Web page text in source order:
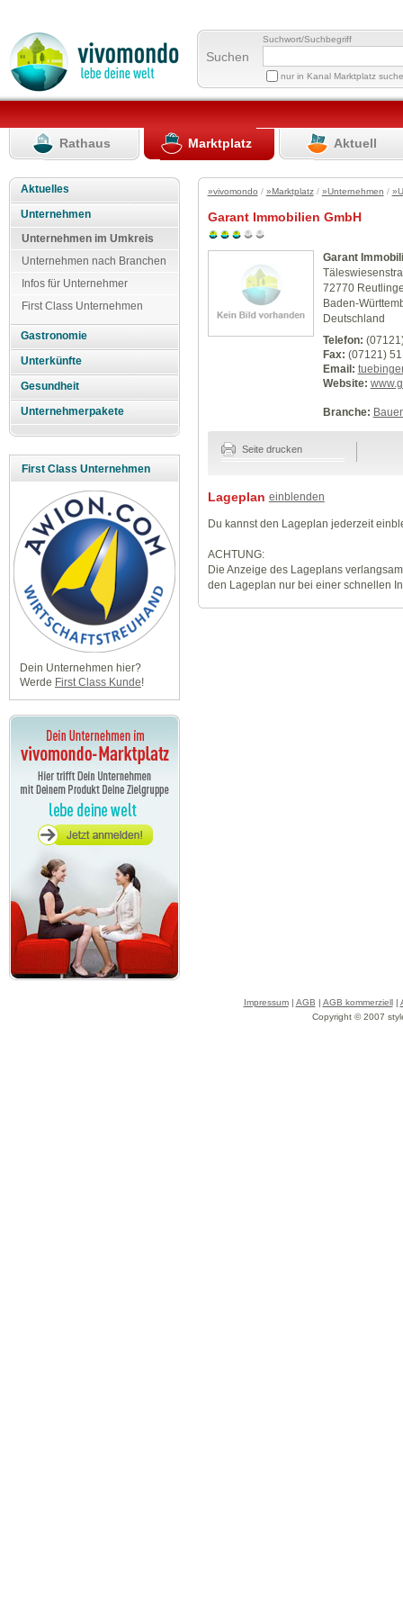
Suchen
Suchwort/Suchbegriff
nur in Kanal Marktplatz
Rathaus Marktplatz Aktuell
Aktuelles
Unternehmen
Unternehmen im Umkreis
Unternehmen nach Branchen
Infos für Unternehmer
First Class Unternehmen
Gastronomie
Unterkünfte
Gesundheit
Unternehmerpakete
First Class Unternehmen
Dein Unternehmen hier?
Werde First Class Kunde!
»vivomondo / »Marktplatz/ »Unternehmen /
Garant Immobilien GmbH
Garant
72770
Baden-
Deutschland
Telefon:
Fax: (07121)
Email:
Website:
Branche:
Seite drucken
Lageplan einblenden
Du kannst den Lageplan jederzeit
ACHTUNG:
Die Anzeige des Lageplans
den Lageplan nur bei einer schnellen
Impressum| AGB | AGB kommerziell|
Copyright © 2007